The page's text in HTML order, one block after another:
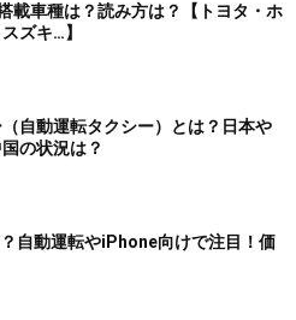
載車種は？読み方は？【トヨタ・ホ
ズキ…】
自動運転タクシー）とは？日本や
の状況は？
自動運転やiPhone向けで注目！価